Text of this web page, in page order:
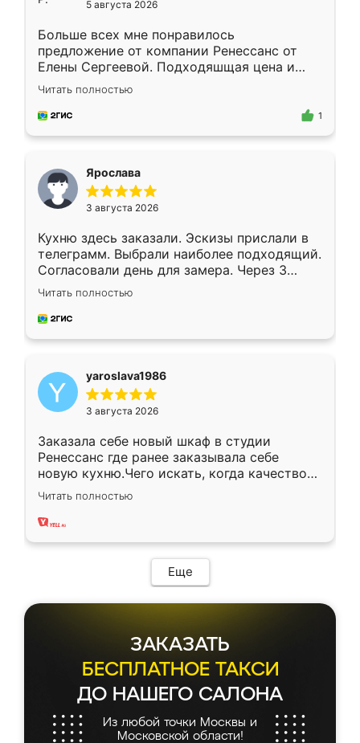
5 августа 2026
Больше всех мне понравилось
предложение от компании Ренессанс от
Елены Сергеевой. Подходяшщая цена и
короткие сроки изготовления. Приехавший
для замера сотрудник Владислав
предложил по моему эскизу самый
Читать полностью
1
Ярослава
3 августа 2026
Кухню здесь заказали. Эскизы прислали в
телеграмм. Выбрали наиболее подходящий.
Согласовали день для замера. Через 3
недели кухня была уже готова. Остались
довольны работой. Спасибо Ренессанс
мебель за качественную работу!
Читать полностью
yaroslava1986
3 августа 2026
Заказала себе новый шкаф в студии
Ренессанс где ранее заказывала себе
новую кухню.Чего искать, когда качеством
вполне довольна. Служит кухня уже почти
два года, нареканий нет.
Читать полностью
Еще
ЗАКАЗАТЬ
БЕСПЛАТНОЕ ТАКСИ
ДО НАШЕГО САЛОНА
Из любой точки Москвы и
Московской области!